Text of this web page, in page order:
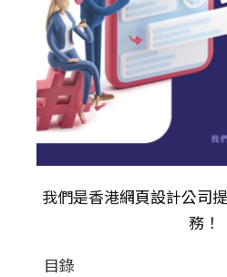
我們是香港網頁設計公司
務！
目錄